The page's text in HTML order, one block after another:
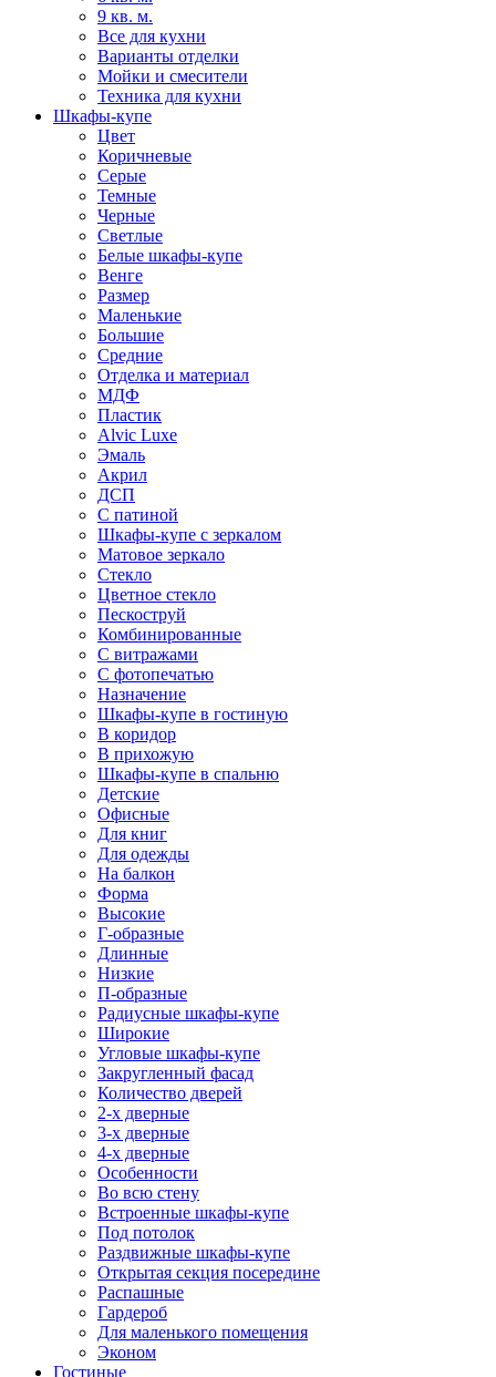
9 кв. м.
Все для кухни
Варианты отделки
Мойки и смесители
Техника для кухни
Шкафы-купе
Цвет
Коричневые
Серые
Темные
Черные
Светлые
Белые шкафы-купе
Венге
Размер
Маленькие
Большие
Средние
Отделка и материал
МДФ
Пластик
Alvic Luxe
Эмаль
Акрил
ДСП
С патиной
Шкафы-купе с зеркалом
Матовое зеркало
Стекло
Цветное стекло
Пескоструй
Комбинированные
С витражами
С фотопечатью
Назначение
Шкафы-купе в гостиную
В коридор
В прихожую
Шкафы-купе в спальню
Детские
Офисные
Для книг
Для одежды
На балкон
Форма
Высокие
Г-образные
Длинные
Низкие
П-образные
Радиусные шкафы-купе
Широкие
Угловые шкафы-купе
Закругленный фасад
Количество дверей
2-х дверные
3-х дверные
4-х дверные
Особенности
Во всю стену
Встроенные шкафы-купе
Под потолок
Раздвижные шкафы-купе
Открытая секция посередине
Распашные
Гардероб
Для маленького помещения
Эконом
Гостиные